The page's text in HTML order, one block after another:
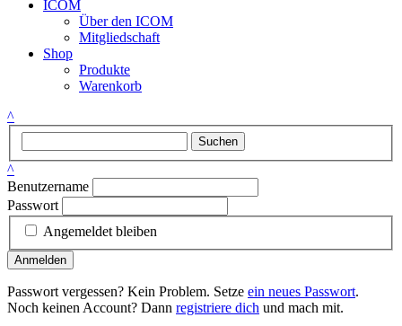
ICOM
Über den ICOM
Mitgliedschaft
Shop
Produkte
Warenkorb
^
Suchen
^
Benutzername
Passwort
Angemeldet bleiben
Anmelden
Passwort vergessen? Kein Problem. Setze ein neues Passwort.
Noch keinen Account? Dann registriere dich und mach mit.